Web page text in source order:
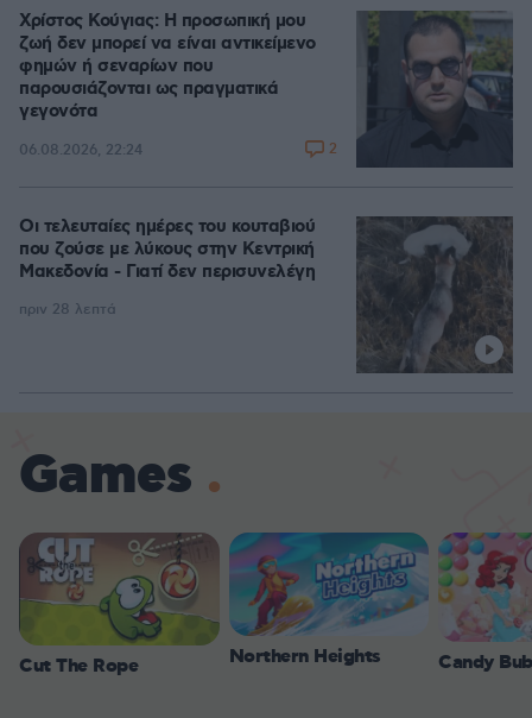
Χρίστος Κούγιας: Η προσωπική μου
ζωή δεν μπορεί να είναι αντικείμενο
φημών ή σεναρίων που
παρουσιάζονται ως πραγματικά
γεγονότα
06.08.2026, 22:24 2
Οι τελευταίες ημέρες του κουταβιού
που ζούσε με λύκους στην Κεντρική
Μακεδονία - Γιατί δεν περισυνελέγη
πριν 28 λεπτά
Games
Cut The Rope Northern Heights Candy